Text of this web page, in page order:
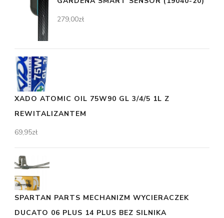
279,00zł
XADO ATOMIC OIL 75W90 GL 3/4/5 1L Z
REWITALIZANTEM
69,95zł
SPARTAN PARTS MECHANIZM WYCIERACZEK
DUCATO 06 PLUS 14 PLUS BEZ SILNIKA